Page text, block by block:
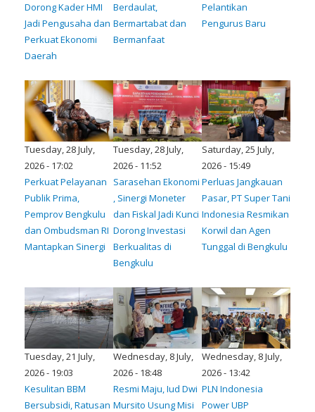
Dorong Kader HMI
Jadi Pengusaha dan
Perkuat Ekonomi
Daerah
Berdaulat,
Bermartabat dan
Bermanfaat
Pelantikan
Pengurus Baru
Tuesday, 28 July,
2026 - 17:02
Perkuat Pelayanan
Publik Prima,
Pemprov Bengkulu
dan Ombudsman RI
Mantapkan Sinergi
Tuesday, 28 July,
2026 - 11:52
Sarasehan Ekonomi
, Sinergi Moneter
dan Fiskal Jadi Kunci
Dorong Investasi
Berkualitas di
Bengkulu
Saturday, 25 July,
2026 - 15:49
Perluas Jangkauan
Pasar, PT Super Tani
Indonesia Resmikan
Korwil dan Agen
Tunggal di Bengkulu
Tuesday, 21 July,
2026 - 19:03
Kesulitan BBM
Bersubsidi, Ratusan
Wednesday, 8 July,
2026 - 18:48
Resmi Maju, Iud Dwi
Mursito Usung Misi
Wednesday, 8 July,
2026 - 13:42
PLN Indonesia
Power UBP